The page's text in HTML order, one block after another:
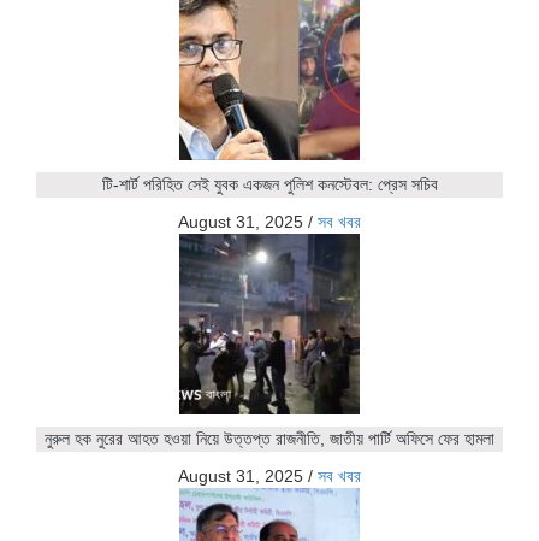
টি-শার্ট পরিহিত সেই যুবক একজন পুলিশ কনস্টেবল: প্রেস সচিব
August 31, 2025 / সব খবর
নুরুল হক নুরের আহত হওয়া নিয়ে উত্তপ্ত রাজনীতি, জাতীয় পার্টি অফিসে ফের হামলা
August 31, 2025 / সব খবর